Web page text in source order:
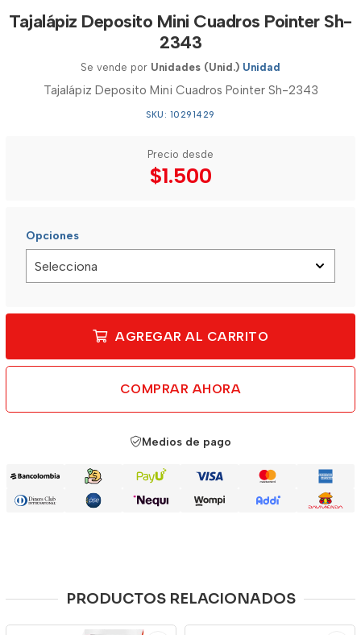
Tajalápiz Deposito Mini Cuadros Pointer Sh-
2343
Se vende por Unidades (Unid.) Unidad
Tajalápiz Deposito Mini Cuadros Pointer Sh-2343
SKU: 10291429
Precio desde
$1.500
Opciones
AGREGAR AL CARRITO
COMPRAR AHORA
Medios de pago
PRODUCTOS RELACIONADOS